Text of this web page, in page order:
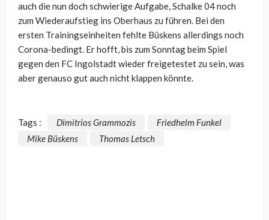
auch die nun doch schwierige Aufgabe, Schalke 04 noch
zum Wiederaufstieg ins Oberhaus zu führen. Bei den
ersten Trainingseinheiten fehlte Büskens allerdings noch
Corona-bedingt. Er hofft, bis zum Sonntag beim Spiel
gegen den FC Ingolstadt wieder freigetestet zu sein, was
aber genauso gut auch nicht klappen könnte.
Tags : Dimitrios Grammozis
Friedhelm Funkel
Mike Büskens
Thomas Letsch